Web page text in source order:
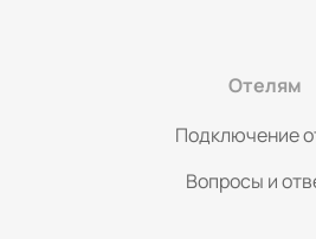
Отелям
Подключение
Вопросы и